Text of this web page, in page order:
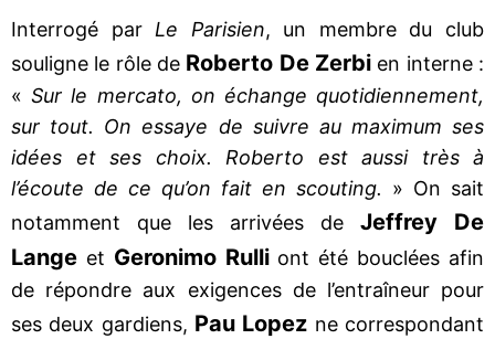
Interrogé parLe Parisien, un membre du club
souligne le rôle de Roberto De Zerbi en interne :
«Sur le mercato, on échange quotidiennement,
sur tout. On essaye de suivre au maximum ses
idées et ses choix. Roberto est aussi très à
l’écoute de ce qu’on fait en scouting. » On sait
notamment que les arrivées de Jeffrey De
Lange et Geronimo Rulliont été bouclées afin
de répondre aux exigences de l’entraîneur pour
ses deux gardiens, Pau Lopez ne correspondant